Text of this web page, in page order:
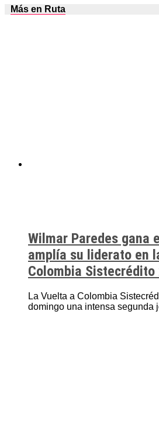
Más en Ruta
Wilmar Paredes gana
amplía su liderato en
Colombia Sistecrédito
La Vuelta a Colombia
domingo una intensa segunda